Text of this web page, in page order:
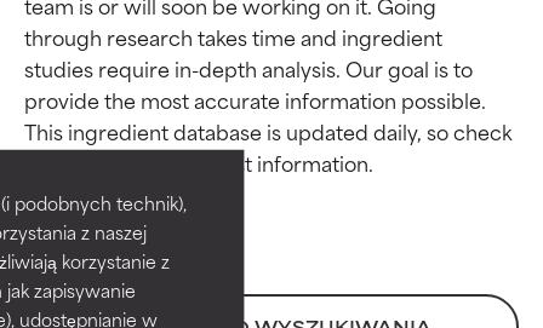
podobnych technik),
z naszej
korzystanie z
zapisywanie
udostępnianie w
through research takes time and ingredient
studies require in-depth analysis. Our goal is to
provide the most accurate information possible.
This ingredient database is updated daily, so check
Oceny składników
BEST
Udowodnione i potwierdzone
przez niezależne badania.
Oceny składników
BEST
Udowodnione i potwierdzone
przez niezależne badania.